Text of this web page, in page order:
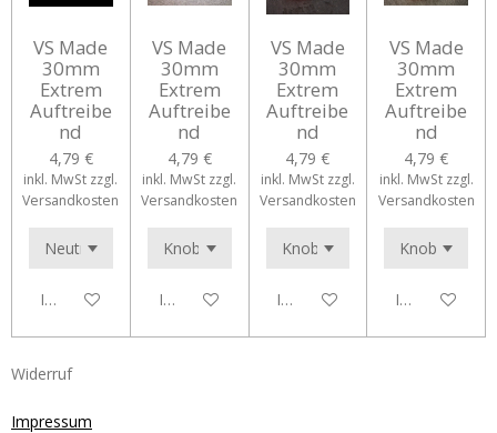
VS Made
30mm
Extrem
Auftreibe
nd
4,79 €
inkl. MwSt zzgl.
Versandkosten
In den Warenkorb
VS Made
30mm
Extrem
Auftreibe
nd
4,79 €
inkl. MwSt zzgl.
Versandkosten
In den Warenkorb
VS Made
30mm
Extrem
Auftreibe
nd
4,79 €
inkl. MwSt zzgl.
Versandkosten
In den Warenkorb
VS Made
30mm
Extrem
Auftreibe
nd
4,79 €
inkl. MwSt zzgl.
Versandkosten
In den
Widerruf
Impressum